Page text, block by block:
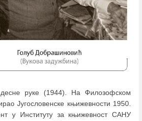
руке (1944). На Филозофском
Југословенске књижевности 1950.
у Институту за књижевност САНУ